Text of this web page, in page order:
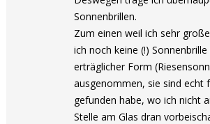
Sonnenbrillen.
Zum einen weil ich sehr
ich noch keine (!)
erträglicher Form
ausgenommen, sie sind echt
gefunden habe, wo ich nicht
Stelle am Glas dran